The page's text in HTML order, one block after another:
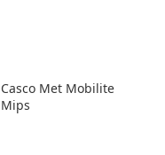
Casco Met Mobilite
Mips